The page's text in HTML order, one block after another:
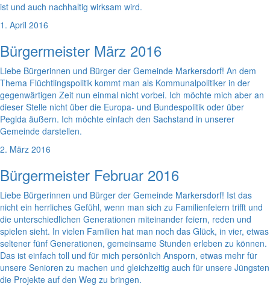
ist und auch nachhaltig wirksam wird.
1. April 2016
Bürgermeister März 2016
Liebe Bürgerinnen und Bürger der Gemeinde Markersdorf! An dem
Thema Flüchtlingspolitik kommt man als Kommunalpolitiker in der
gegenwärtigen Zeit nun einmal nicht vorbei. Ich möchte mich aber an
dieser Stelle nicht über die Europa- und Bundespolitik oder über
Pegida äußern. Ich möchte einfach den Sachstand in unserer
Gemeinde darstellen.
2. März 2016
Bürgermeister Februar 2016
Liebe Bürgerinnen und Bürger der Gemeinde Markersdorf! Ist das
nicht ein herrliches Gefühl, wenn man sich zu Familienfeiern trifft und
die unterschiedlichen Generationen miteinander feiern, reden und
spielen sieht. In vielen Familien hat man noch das Glück, in vier, etwas
seltener fünf Generationen, gemeinsame Stunden erleben zu können.
Das ist einfach toll und für mich persönlich Ansporn, etwas mehr für
unsere Senioren zu machen und gleichzeitig auch für unsere Jüngsten
die Projekte auf den Weg zu bringen.